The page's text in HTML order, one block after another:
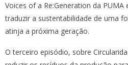
Voices of a Re:Generation da
traduzir a sustentabilidade de uma
atinja a próxima geração.
O terceiro episódio, sobre